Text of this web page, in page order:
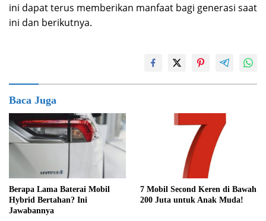
ini dapat terus memberikan manfaat bagi generasi saat
ini dan berikutnya.
Baca Juga
Berapa Lama Baterai Mobil
Hybrid Bertahan? Ini
Jawabannya
7 Mobil Second Keren di Bawah
200 Juta untuk Anak Muda!